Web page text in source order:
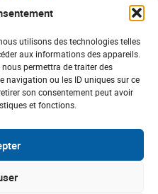
utilisons des technologies telles
aux informations des appareils.
permettra de traiter des
navigation ou les ID uniques sur ce
son consentement peut avoir
et fonctions.
V
31 1
2
7 8
9
14 15
16
21 22
28 29
30
4 5 6